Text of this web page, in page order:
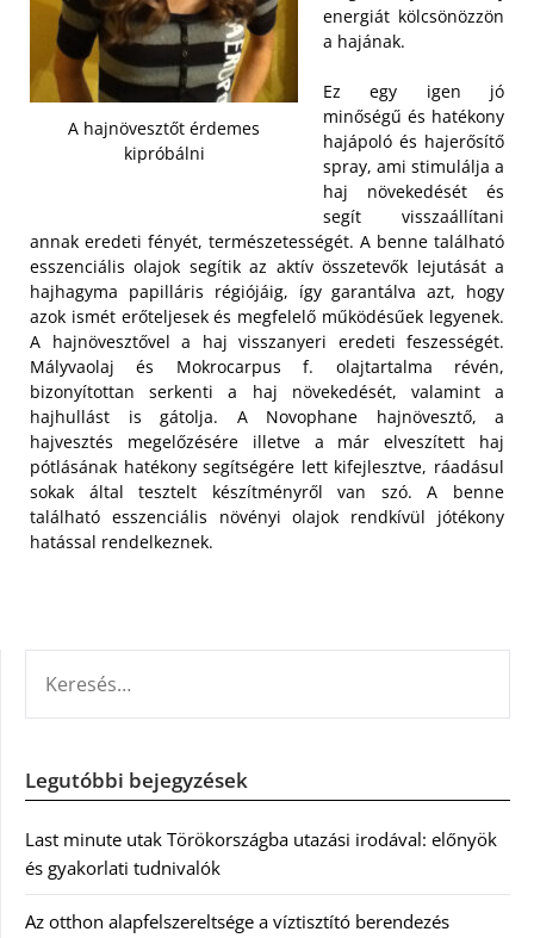
A hajnövesztőt érdemes
kipróbálni
energiát kölcsönözzön
a hajának.
Ez egy igen jó
minőségű és hatékony
hajápoló és hajerősítő
spray, ami stimulálja a
haj növekedését és
segít visszaállítani
annak eredeti fényét, természetességét. A benne található
esszenciális olajok segítik az aktív összetevők lejutását a
hajhagyma papilláris régiójáig, így garantálva azt, hogy
azok ismét erőteljesek és megfelelő működésűek legyenek.
A hajnövesztővel a haj visszanyeri eredeti feszességét.
Mályvaolaj és Mokrocarpus f. olajtartalma révén,
bizonyítottan serkenti a haj növekedését, valamint a
hajhullást is gátolja. A Novophane hajnövesztő, a
hajvesztés megelőzésére illetve a már elveszített haj
pótlásának hatékony segítségére lett kifejlesztve, ráadásul
sokak által tesztelt készítményről van szó. A benne
található esszenciális növényi olajok rendkívül jótékony
hatással rendelkeznek.
Legutóbbi bejegyzések
Last minute utak Törökországba utazási irodával: előnyök
és gyakorlati tudnivalók
Az otthon alapfelszereltsége a víztisztító berendezés